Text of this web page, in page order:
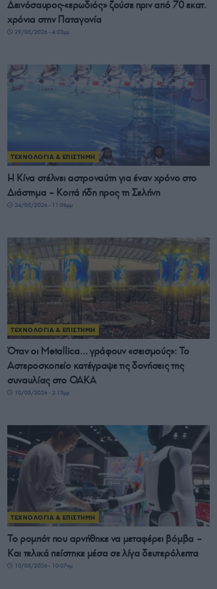
Δεινόσαυρος-«ερωδιός» ζούσε πριν από 70 εκατ.
χρόνια στην Παταγονία
29/05/2026 - 4:03μμ
ΤΕΧΝΟΛΟΓΙΑ & ΕΠΙΣΤΗΜΗ
Η Κίνα στέλνει αστροναύτη για έναν χρόνο στο
Διάστημα – Kοιτά ήδη προς τη Σελήνη
24/05/2026 - 11:06μμ
ΤΕΧΝΟΛΟΓΙΑ & ΕΠΙΣΤΗΜΗ
Όταν οι Metallica… γράφουν «σεισμούς»: Το
Αστεροσκοπείο κατέγραψε τις δονήσεις της
συναυλίας στο ΟΑΚΑ
10/05/2026 - 2:15μμ
ΤΕΧΝΟΛΟΓΙΑ & ΕΠΙΣΤΗΜΗ
Το ρομπότ που αρνήθηκε να μεταφέρει βόμβα –
Και τελικά πείστηκε μέσα σε λίγα δευτερόλεπτα
10/05/2026 - 10:07πμ